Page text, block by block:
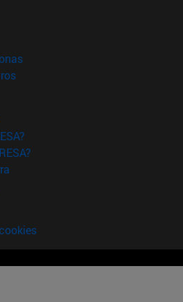
ventana)
(abre en nueva ventana)
(abre en nueva ventana)